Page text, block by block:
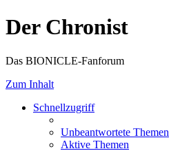
Der Chronist
Das BIONICLE-Fanforum
Zum Inhalt
Schnellzugriff
Unbeantwortete Themen
Aktive Themen